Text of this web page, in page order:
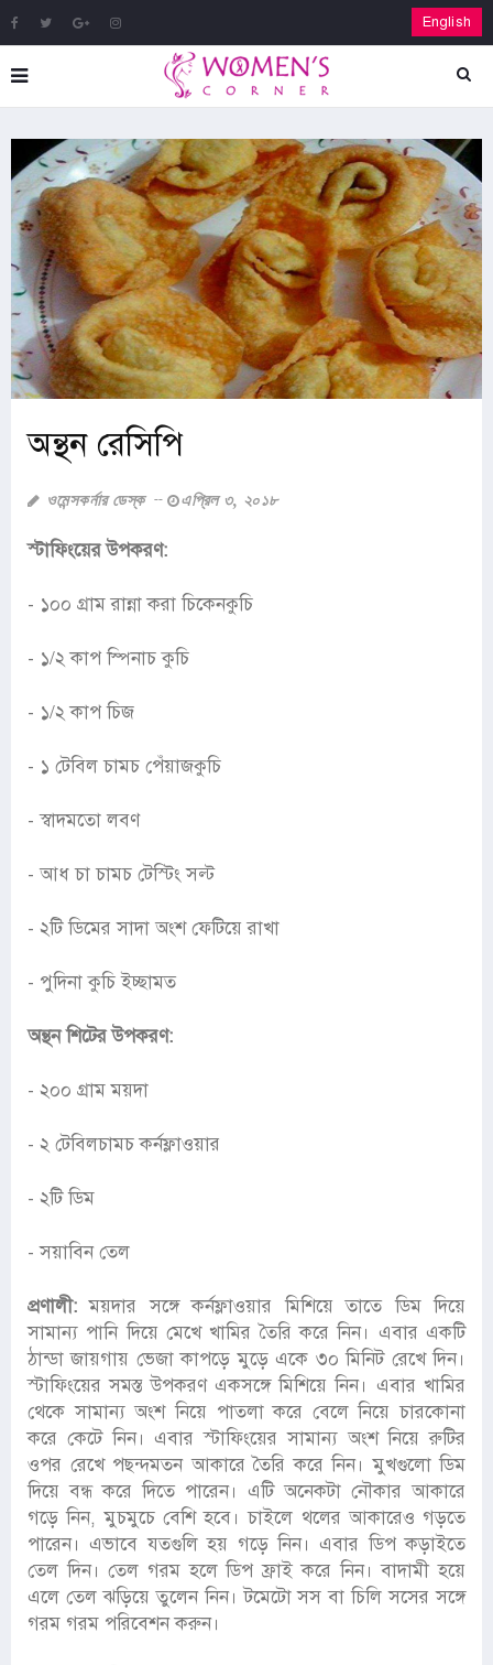
English
অন্থন রেসিপি
ওমেন্সকর্নার ডেস্ক এপ্রিল ৩, ২০১৮
স্টাফিংয়ের উপকরণ:
- ১০০ গ্রাম রান্না করা চিকেনকুচি
- ১/২ কাপ স্পিনাচ কুচি
- ১/২ কাপ চিজ
- ১ টেবিল চামচ পেঁয়াজকুচি
- স্বাদমতো লবণ
- আধ চা চামচ টেস্টিং সল্ট
- ২টি ডিমের সাদা অংশ ফেটিয়ে রাখা
- পুদিনা কুচি ইচ্ছামত
অন্থন শিটের উপকরণ:
- ২০০ গ্রাম ময়দা
- ২ টেবিলচামচ কর্নফ্লাওয়ার
- ২টি ডিম
- সয়াবিন তেল
প্রণালী: ময়দার সঙ্গে কর্নফ্লাওয়ার মিশিয়ে তাতে ডিম দিয়ে
সামান্য পানি দিয়ে মেখে খামির তৈরি করে নিন। এবার একটি
ঠান্ডা জায়গায় ভেজা কাপড়ে মুড়ে একে ৩০ মিনিট রেখে দিন।
স্টাফিংয়ের সমস্ত উপকরণ একসঙ্গে মিশিয়ে নিন। এবার খামির
থেকে সামান্য অংশ নিয়ে পাতলা করে বেলে নিয়ে চারকোনা
করে কেটে নিন। এবার স্টাফিংয়ের সামান্য অংশ নিয়ে রুটির
ওপর রেখে পছন্দমতন আকারে তৈরি করে নিন। মুখগুলো ডিম
দিয়ে বন্ধ করে দিতে পারেন। এটি অনেকটা নৌকার আকারে
গড়ে নিন, মুচমুচে বেশি হবে। চাইলে থলের আকারেও গড়তে
পারেন। এভাবে যতগুলি হয় গড়ে নিন। এবার ডিপ কড়াইতে
তেল দিন। তেল গরম হলে ডিপ ফ্রাই করে নিন। বাদামী হয়ে
এলে তেল ঝড়িয়ে তুলেন নিন। টমেটো সস বা চিলি সসের সঙ্গে
গরম গরম পরিবেশন করুন।